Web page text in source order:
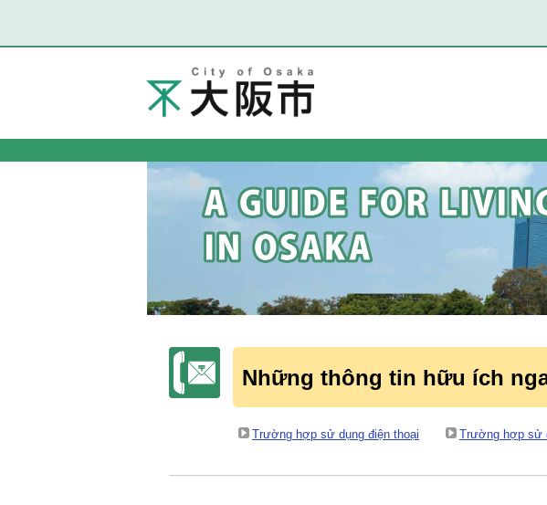
Những thông tin hữu ích
Trường hợp sử dụng điện thoại Trường hợp sử